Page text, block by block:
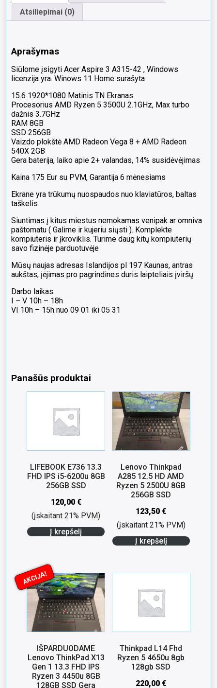
Atsiliepimai (0)
Aprašymas
Siūlome įsigyti AcerAspire 3 A315-42, Windows
licenzija yra. Winows 11 Home surašyta
15.6 1920*1080 Matinis TN Ekranas
Procesorius AMD Ryzen 5 3500U 2.1GHz, Max turbo
dažnis 3.7GHz
RAM 8GB
SSD 256GB
Vaizdo plokštė AMD Radeon Vega 8 + AMD Radeon
540X 2GB
Gera baterija, laiko apie 2+ valandas, 14% susidėvėjimas
Kaina 175 Eur su PVM, Garantija 6 mėnesiams
Ekrane yra trūkumų nuospaudos nuo klaviatūros, baltas
taškelis
Siuntimas į kitus miestus nemokamas venipak ar omniva
paštomatu ( Galime ir kujeriu siųsti ). Komplekte
kompiuteris ir įkroviklis. Turime daug kitų kompiuterių
savo fizinėje parduotuvėje
Mūsų naujas adresas Islandijos pl 197 Kaunas, antras
aukštas, įėjimas pro pagrindines duris laipteliais įviršų
Darbo laikas
I – V 10h – 18h
VI 10h – 15h nuo 09 01 iki 05 31
Panašūs produktai
LIFEBOOK E736 13.3
FHD IPS i5-6200u 8GB
256GB SSD
120,00 €
(įskaitant 21% PVM)
Į krepšelį
Lenovo Thinkpad
A285 12.5 HD AMD
Ryzen 5 2500U 8GB
256GB SSD
123,50€
(įskaitant 21% PVM)
Į krepšelį
AKCIJA!
IŠPARDUODAME
Lenovo ThinkPad X13
Gen 1 13.3 FHD IPS
Ryzen 3 4450u 8GB
128GB SSD Gera
Thinkpad L14 Fhd
Ryzen 5 4650u 8gb
128gb SSD
220,00€